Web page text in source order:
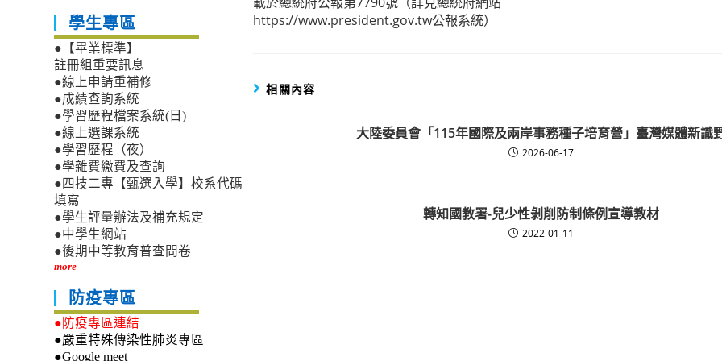
https://www.president.gov.tw公報系統）
相關內容
大陸委員會「115年國際及兩岸事務種子培育營」臺灣媒體新識
2026-06-17
轉知國教署-兒少性剝削防制條例宣導教材
2022-01-11
學生專區
●【畢業標準】
註冊組重要訊息
●線上申請重補修
●成績查詢系統
●學習歷程檔案系統(日)
●線上選課系統
●學習歷程（夜）
●學雜費繳費及查詢
●四技二專【甄選入學】校系代碼
填寫
●學生評量辦法及補充規定
●中學生網站
●後期中等教育普查問卷
more
防疫專區
●防疫專區連結
●嚴重特殊傳染性肺炎專區
●Google meet